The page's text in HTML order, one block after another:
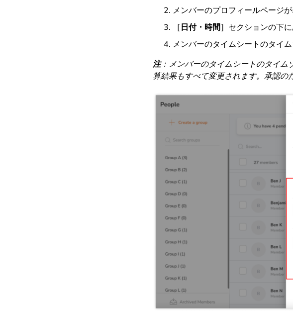
メンバーのプロフィールページが
［日付・時間］セクションの下
メンバーのタイムシートのタイ
注：メンバーのタイムシートのタイム
算結果もすべて変更されます。承認の